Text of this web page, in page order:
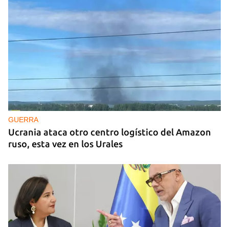
GUERRA
Ucrania ataca otro centro logístico del Amazon
ruso, esta vez en los Urales